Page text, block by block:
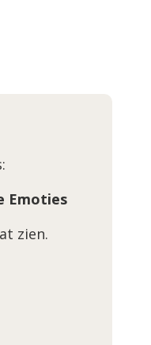
Emoties
zien.